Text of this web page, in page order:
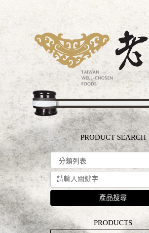
PRODUCT SEARCH
產品搜尋
PRODUCTS